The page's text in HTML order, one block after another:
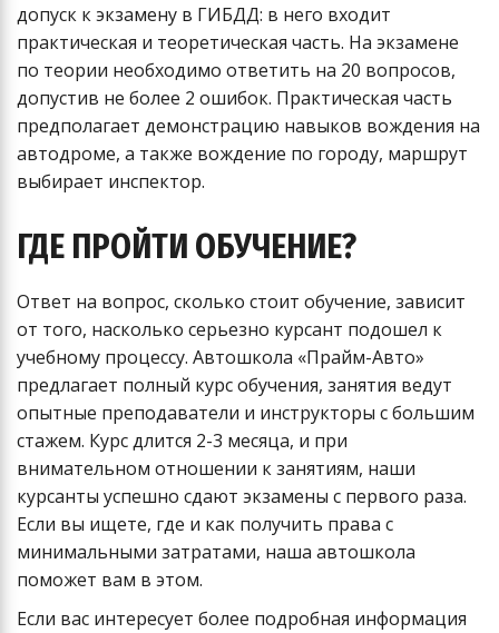
допуск к экзамену в ГИБДД: в него входит
практическая и теоретическая часть. На экзамене
по теории необходимо ответить на 20 вопросов,
допустив не более 2 ошибок. Практическая часть
предполагает демонстрацию навыков вождения на
автодроме, а также вождение по городу, маршрут
выбирает инспектор.
ГДЕ ПРОЙТИ ОБУЧЕНИЕ?
Ответ на вопрос, сколько стоит обучение, зависит
от того, насколько серьезно курсант подошел к
учебному процессу. Автошкола «Прайм-Авто»
предлагает полный курс обучения, занятия ведут
опытные преподаватели и инструкторы с большим
стажем. Курс длится 2-3 месяца, и при
внимательном отношении к занятиям, наши
курсанты успешно сдают экзамены с первого раза.
Если вы ищете, где и как получить права с
минимальными затратами, наша автошкола
поможет вам в этом.
Если вас интересует более подробная информация